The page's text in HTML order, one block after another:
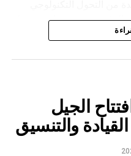
الوقت نفسه تحديات مرتبطة
الاصطناعي ينبغي أن يقوم
والتعاون لتحقيق
والرقابة لضمان
واحترام تنوع الحضارات
الدولي لبناء منظومة
الجيل